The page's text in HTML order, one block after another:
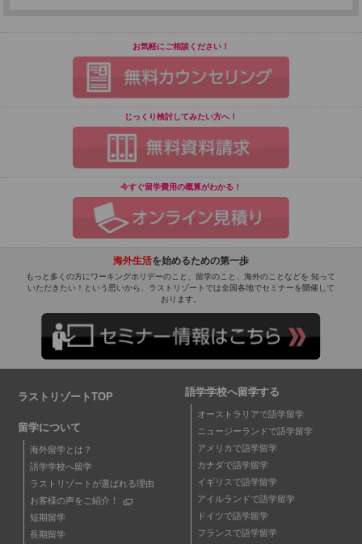
お気軽にご相談ください！
じっくり検討してみたい方へ！
今すぐ留学費用の概算がわかる！
海外生活を始めるための第一歩
もっと多くの方にワーキングホリデーのこと、留学のこと、海外のことなどを 知って
いただきたい！という思いから、ラストリゾートでは全国各地でセミナーを開催して
おります。
ラストリゾートTOP
留学について
海外留学とは？
語学学校へ留学
ラストリゾートが選ばれる理由
お客様の声をご紹介！
短期留学
長期留学
語学学校へ留学する
オーストラリアで語学留学
ニュージーランドで語学留学
アメリカで語学留学
カナダで語学留学
イギリスで語学留学
アイルランドで語学留学
ドイツで語学留学
フランスで語学留学